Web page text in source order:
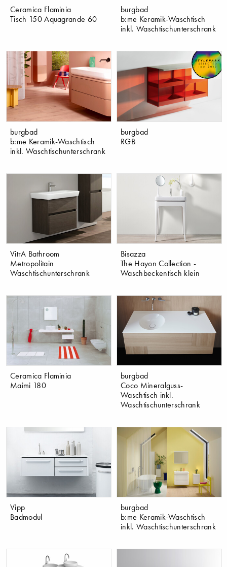
Ceramica Flaminia
Tisch 150 Aquagrande 60
burgbad
b:me Keramik-Waschtisch
inkl. Waschtischunterschrank
burgbad
b:me Keramik-Waschtisch
inkl. Waschtischunterschrank
burgbad
RGB
VitrA Bathroom
Metropolitain
Waschtischunterschrank
Bisazza
The Hayon Collection -
Waschbeckentisch klein
Ceramica Flaminia
Maimi 180
burgbad
Coco Mineralguss-
Waschtisch inkl.
Waschtischunterschrank
Vipp
Badmodul
burgbad
b:me Keramik-Waschtisch
inkl. Waschtischunterschrank